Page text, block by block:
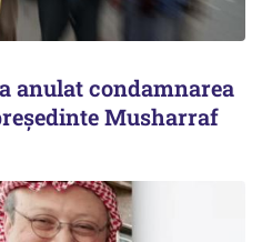
anulat condamnarea
Musharraf